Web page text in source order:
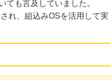
ても言及していました。
れ、組込みOSを活用して実